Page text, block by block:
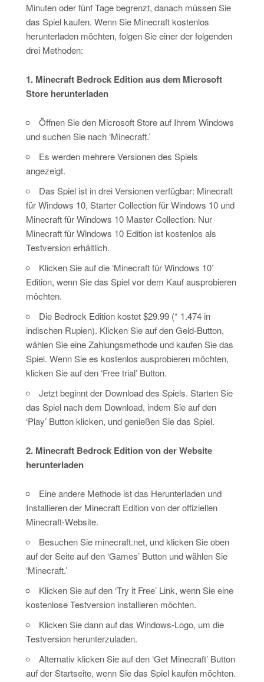
Minuten oder fünf Tage begrenzt, danach müssen Sie
das Spiel kaufen. Wenn Sie Minecraft kostenlos
herunterladen möchten, folgen Sie einer der folgenden
drei Methoden:
1. Minecraft Bedrock Edition aus dem Microsoft
Store herunterladen
Öffnen Sie den Microsoft Store auf Ihrem Windows
und suchen Sie nach ‘Minecraft.’
Es werden mehrere Versionen des Spiels
angezeigt.
Das Spiel ist in drei Versionen verfügbar: Minecraft
für Windows 10, Starter Collection für Windows 10 und
Minecraft für Windows 10 Master Collection. Nur
Minecraft für Windows 10 Edition ist kostenlos als
Testversion erhältlich.
Klicken Sie auf die ‘Minecraft für Windows 10’
Edition, wenn Sie das Spiel vor dem Kauf ausprobieren
möchten.
Die Bedrock Edition kostet $29.99 (* 1.474 in
indischen Rupien). Klicken Sie auf den Geld-Button,
wählen Sie eine Zahlungsmethode und kaufen Sie das
Spiel. Wenn Sie es kostenlos ausprobieren möchten,
klicken Sie auf den ‘Free trial’ Button.
Jetzt beginnt der Download des Spiels. Starten Sie
das Spiel nach dem Download, indem Sie auf den
‘Play’ Button klicken, und genießen Sie das Spiel.
2. Minecraft Bedrock Edition von der Website
herunterladen
Eine andere Methode ist das Herunterladen und
Installieren der Minecraft Edition von der offiziellen
Minecraft-Website.
Besuchen Sie minecraft.net, und klicken Sie oben
auf der Seite auf den ‘Games’ Button und wählen Sie
‘Minecraft.’
Klicken Sie auf den ‘Try it Free’ Link, wenn Sie eine
kostenlose Testversion installieren möchten.
Klicken Sie dann auf das Windows-Logo, um die
Testversion herunterzuladen.
Alternativ klicken Sie auf den ‘Get Minecraft’ Button
auf der Startseite, wenn Sie das Spiel kaufen möchten.